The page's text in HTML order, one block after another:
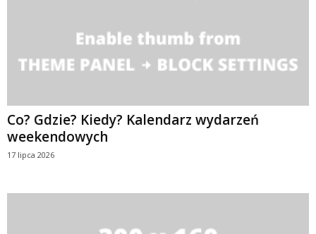
Co? Gdzie? Kiedy? Kalendarz wydarzeń
weekendowych
17 lipca 2026